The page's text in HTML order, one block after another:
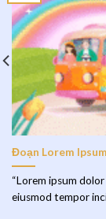
Đoạn Lorem
“Lorem ipsum
eiusmod tempor